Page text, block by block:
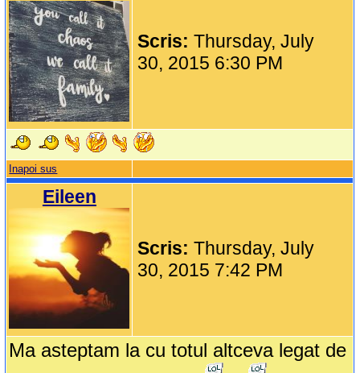
Scris:Thursday, July
30, 2015 6:30 PM
Inapoi sus
Eileen
Scris:Thursday, July
30, 2015 7:42 PM
Ma asteptam la cu totul altceva legat de